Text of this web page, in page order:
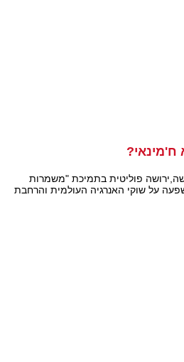
פוליטית בתמיכת "משמרות
על שוקי האנרגיה העולמית והרחבת